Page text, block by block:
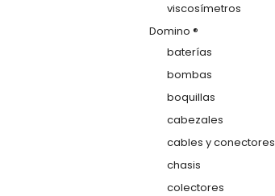
viscosímetros
Domino ®
baterías
bombas
boquillas
cabezales
cables y conectores
chasis
colectores